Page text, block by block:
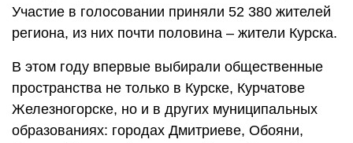
Участие в голосовании приняли 52 380 жителей
региона, из них почти половина – жители Курска.
В этом году впервые выбирали общественные
пространства не только в Курске, Курчатове
Железногорске, но и в других муниципальных
образованиях: городах Дмитриеве, Обояни,